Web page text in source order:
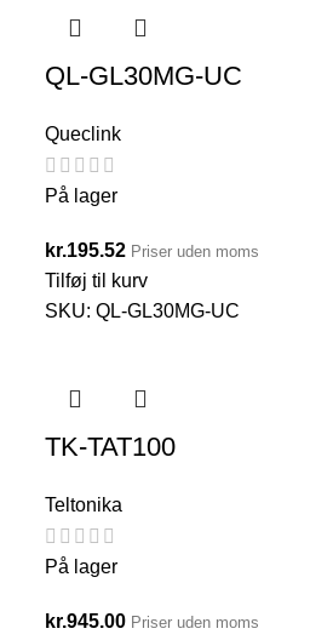
QL-GL30MG-UC
Queclink
På lager
kr.195.52 Priser uden moms
Tilføj til kurv
SKU: QL-GL30MG-UC
TK-TAT100
Teltonika
På lager
kr.945.00 Priser uden moms